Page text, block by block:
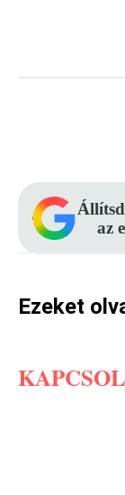
az
Ezeket